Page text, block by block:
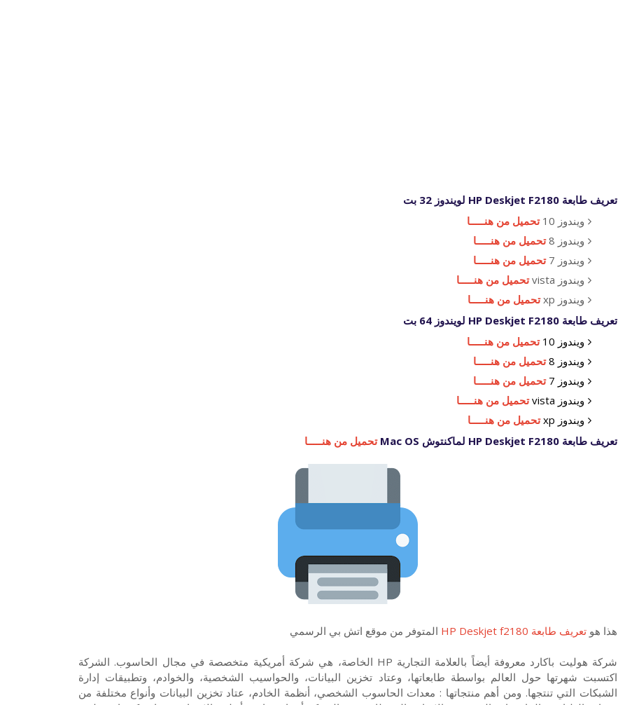
تعريف طابعة HP Deskjet F2180 لويندوز 32 بت
ويندوز 10
تحميل من هنـــــا
ويندوز 8
تحميل من هنـــــا
ويندوز 7
تحميل من هنـــــا
ويندوز vista
تحميل من هنـــــا
ويندوز xp
تحميل من هنـــــا
تعريف طابعة HP Deskjet F2180 لويندوز 64 بت
ويندوز 10
تحميل من هنـــــا
ويندوز 8
تحميل من هنـــــا
ويندوز 7
تحميل من هنـــــا
ويندوز vista
تحميل من هنـــــا
ويندوز xp
تحميل من هنـــــا
تعريف طابعة HP Deskjet F2180 لماكنتوش Mac OS
تحميل من هنـــــا
هذا هو تعريف طابعة HP Deskjet f2180 المتوفر من موقع اتش بي الرسمي
شركة هوليت باكارد معروفة أيضاً بالعلامة التجارية HP الخاصة، هي شركة أمريكية متخصصة في مجال الحاسوب. الشركة
اكتسبت شهرتها حول العالم بواسطة طابعاتها، وعتاد تخزين البيانات، والحواسيب الشخصية، والخوادم، وتطبيقات إدارة
الشبكات التي تنتجها. ومن أهم منتجاتها : معدات الحاسوب الشخصي، أنظمة الخادم، عتاد تخزين البيانات وأنواع مختلفة من